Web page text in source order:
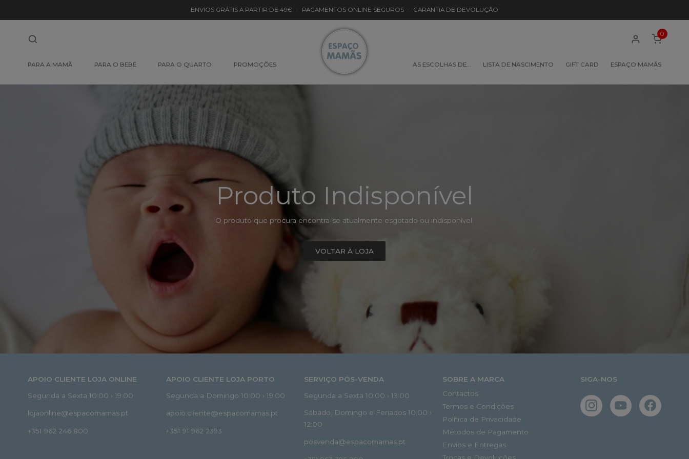
de
Produto
Sem
Produto
ENVIOS GRÁTIS A PARTIR DE 49€ · PAGAMENTOS ONLINE SEGUROS · GARANTIA DE DEVOLUÇÃO
PARA A MAMÃ PARA O BEBÉ PARA O QUARTO PROMOÇÕES AS ESCOLHAS DE… LISTA DE NASCIMENTO GIFT CARD ESPAÇO MAMÃS
0
Produto Indisponível
O produto que procura encontra-se atualmente esgotado ou indisponível.
VOLTAR À LOJA
APOIO CLIENTE LOJA ONLINE
Segunda a Sexta 10:00 › 19:00
lojaonline@espacomamas.pt
+351 962 246 800
APOIO CLIENTE LOJA PORTO
Segunda a Domingo 10:00 › 19:00
apoio.cliente@espacomamas.pt
+351 91 962 2393
SERVIÇO PÓS-VENDA
Segunda a Sexta 10:00 › 19:00
Sábado, Domingo e Feriados 10:00 ›
12:00
posvenda@espacomamas.pt
SOBRE A MARCA
Contactos
Termos e Condições
Política de Privacidade
Métodos de Pagamento
Envios e Entregas
SIGA-NOS